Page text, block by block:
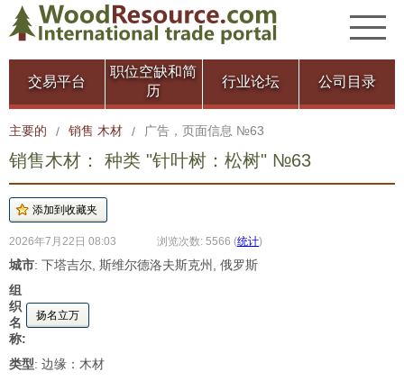
交易平台
职位空缺和简
历
行业论坛 公司目录
主要的 / 销售 木材 / 广告，页面信息 №63
销售木材： 种类 "针叶树：松树" №63
2026年7月22日 08:03 浏览次数: 5566 (统计)
城市: 下塔吉尔, 斯维尔德洛夫斯克州, 俄罗斯
组
织
名
称:
扬名立万
类型: 边缘：木材